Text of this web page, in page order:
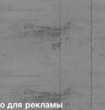
для рекламы